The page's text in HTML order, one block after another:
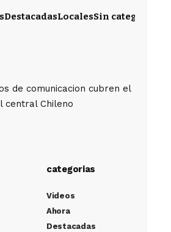
DestacadasLocalesSin categoría
de comunicacion cubren el
central Chileno
categorias
Videos
Ahora
Destacadas